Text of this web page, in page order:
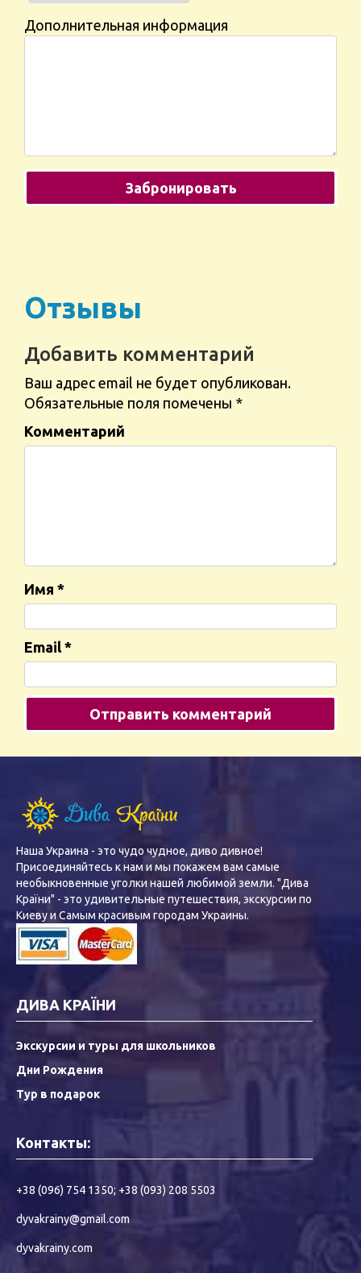
Дополнительная информация
Отзывы
Добавить комментарий
Ваш адрес email не будет опубликован.
Обязательные поля помечены *
Комментарий
Имя *
Email *
Наша Украина - это чудо чудное, диво дивное!
Присоединяйтесь к нам и мы покажем вам самые
необыкновенные уголки нашей любимой земли. "Дива
Країни" - это удивительные путешествия, экскурсии по
Киеву и Самым красивым городам Украины.
ДИВА КРАЇНИ
Экскурсии и туры для школьников
Дни Рождения
Тур в подарок
Контакты:
+38 (096) 754 1350; +38 (093) 208 5503
dyvakrainy@gmail.com
dyvakrainy.com